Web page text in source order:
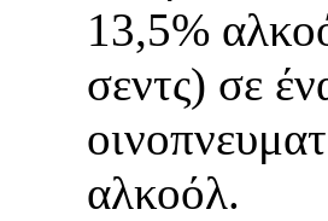
13,5%
σεντς) σε
αλκοόλ.